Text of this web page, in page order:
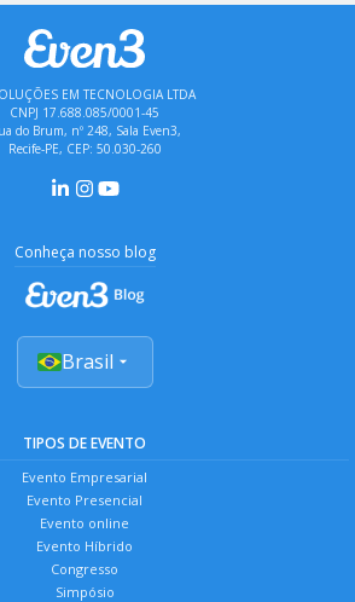
EM TECNOLOGIA LTDA
CNPJ 17.688.085/0001-45
do Brum, nº 248, Sala Even3,
Recife-PE, CEP: 50.030-260
Conheça nosso blog
Brasil
TIPOS DE EVENTO
Evento Empresarial
Evento Presencial
Evento online
Evento Híbrido
Congresso
Simpósio